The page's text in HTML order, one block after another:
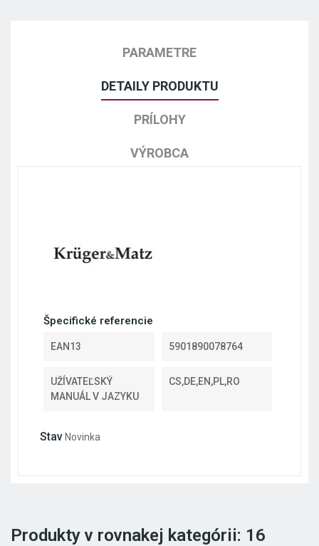
PARAMETRE
DETAILY PRODUKTU
PRÍLOHY
VÝROBCA
Špecifické referencie
EAN13 5901890078764
UŽÍVATEĽSKÝ
MANUÁL V JAZYKU
CS,DE,EN,PL,RO
StavNovinka
Produkty v rovnakej kategórii: 16